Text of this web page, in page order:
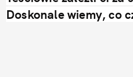
Doskonale wiemy, co